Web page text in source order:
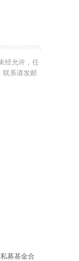
经允许，任
联系请发邮
募基金合